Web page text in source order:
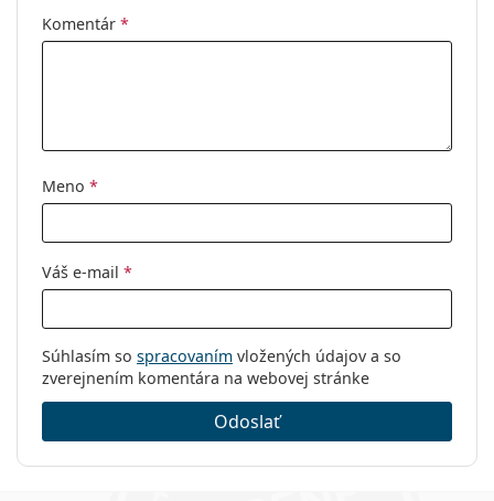
Komentár *
Meno *
Váš e-mail *
Súhlasím so spracovaním vložených údajov a so
zverejnením komentára na webovej stránke
Odoslať